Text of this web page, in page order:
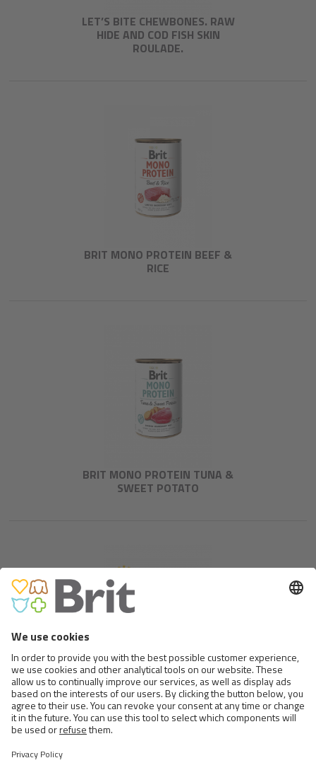
LET’S BITE CHEWBONES. RAW
HIDE AND COD FISH SKIN
ROULADE.
BRIT MONO PROTEIN BEEF &
RICE
BRIT MONO PROTEIN TUNA &
SWEET POTATO
LET’S BITE MEAT SNACKS.
SALMON BITES.
<